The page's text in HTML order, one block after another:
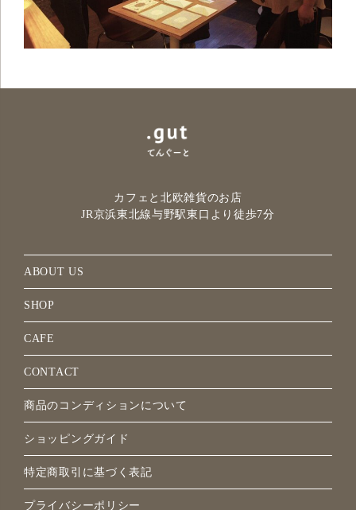
カフェと北欧雑貨のお店
JR京浜東北線与野駅東口より徒歩7分
ABOUT US
SHOP
CAFE
CONTACT
商品のコンディションについて
ショッピングガイド
特定商取引に基づく表記
プライバシーポリシー